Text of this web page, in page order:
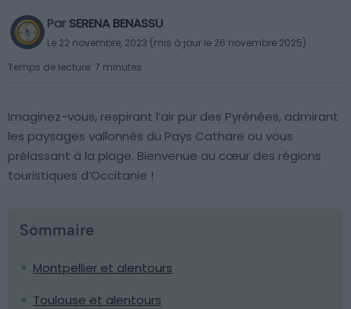
Par SERENA BENASSU
Le 22 novembre, 2023 (mis à jour le 26 novembre 2025)
Temps de lecture: 7 minutes
Imaginez-vous, respirant l’air pur des Pyrénées, admirant
les paysages vallonnés du Pays Cathare ou vous
prélassant à la plage. Bienvenue au cœur des régions
touristiques d’Occitanie !
Sommaire
Montpellier et alentours
Toulouse et alentours